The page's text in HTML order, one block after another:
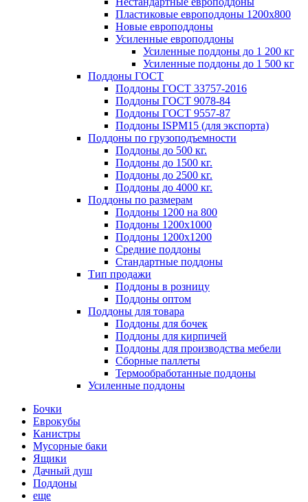
Пластиковые европоддоны 1200х800
Новые европоддоны
Усиленные европоддоны
Усиленные поддоны до 1 200 кг
Усиленные поддоны до 1 500 кг
Поддоны ГОСТ
Поддоны ГОСТ 33757-2016
Поддоны ГОСТ 9078-84
Поддоны ГОСТ 9557-87
Поддоны ISPM15 (для экспорта)
Поддоны по грузоподъемности
Поддоны до 500 кг.
Поддоны до 1500 кг.
Поддоны до 2500 кг.
Поддоны до 4000 кг.
Поддоны по размерам
Поддоны 1200 на 800
Поддоны 1200х1000
Поддоны 1200х1200
Средние поддоны
Стандартные поддоны
Тип продажи
Поддоны в розницу
Поддоны оптом
Поддоны для товара
Поддоны для бочек
Поддоны для кирпичей
Поддоны для производства мебели
Сборные паллеты
Термообработанные поддоны
Усиленные поддоны
Бочки
Еврокубы
Канистры
Мусорные баки
Ящики
Дачный душ
Поддоны
еще